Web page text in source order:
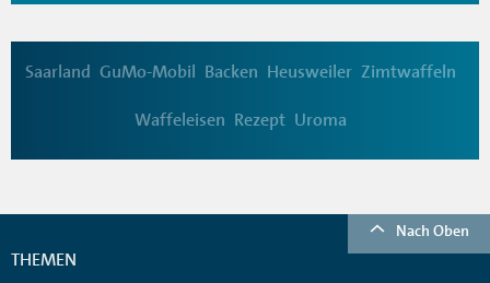
Saarland GuMo-Mobil Backen Heusweiler Zimtwaffeln
Waffeleisen Rezept Uroma
Nach Oben
THEMEN